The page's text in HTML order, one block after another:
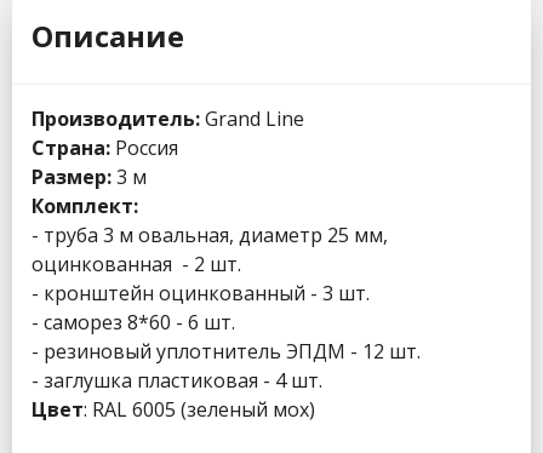
Описание
Производитель:Grand Line
Страна: Россия
Размер:3 м
Комплект:
- труба 3 м овальная, диаметр 25 мм,
оцинкованная - 2 шт.
- кронштейн оцинкованный - 3 шт.
- саморез 8*60 - 6 шт.
- резиновый уплотнитель ЭПДМ - 12 шт.
- заглушка пластиковая - 4 шт.
Цвет: RAL 6005 (зеленый мох)